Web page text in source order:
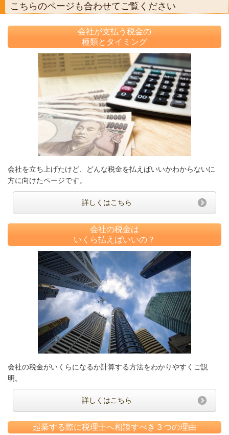
こちらのページも合わせてご覧ください
会社が支払う税金の
種類とタイミング
会社を立ち上げたけど、どんな税金を払えばいいかわからないに
方に向けたページです。
詳しくはこちら
会社の税金は
いくら払えばいいの？
会社の税金がいくらになるか計算する方法をわかりやすくご説
明。
詳しくはこちら
起業する際に税理士へ相談すべき３つの理由